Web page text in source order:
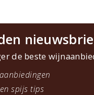
de beste
spijs tips